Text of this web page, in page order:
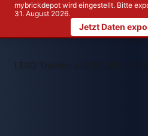
mybrickdepot wird eingestellt. Bitte
31. August 2026.
Jetzt Daten
LEGO Themen >